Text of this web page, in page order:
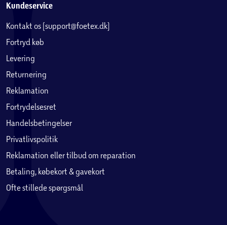
Kundeservice
Kontakt os (support@foetex.dk)
Fortryd køb
Levering
Returnering
Reklamation
Fortrydelsesret
Handelsbetingelser
Privatlivspolitik
Reklamation eller tilbud om reparation
Betaling, købekort & gavekort
Ofte stillede spørgsmål